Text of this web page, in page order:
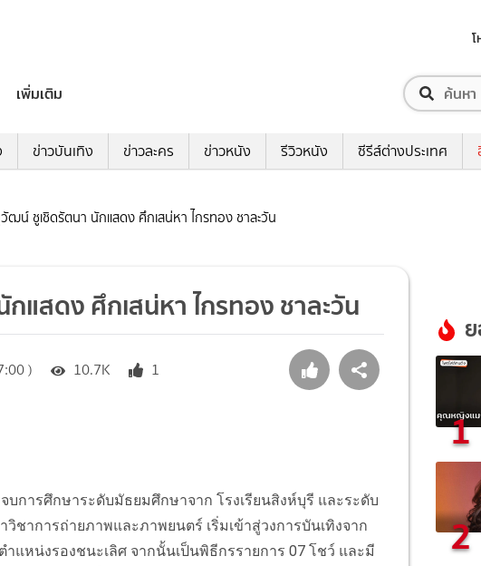
เพิ่มเติม
ข่าวบันเทิง ข่าวละคร ข่าวหนัง รีวิวหนัง ซีรีส์ต่างประเทศ
ฒน์ ชูเชิดรัตนา นักแสดง ศึกเสน่หา ไกรทอง ชาละวัน
สดง ศึกเสน่หา ไกรทอง ชาละวัน
) 10.7K 1
บการศึกษาระดับมัธยมศึกษาจาก โรงเรียนสิงห์บุรี และระดับ
าการถ่ายภาพและภาพยนตร์ เริ่มเข้าสู่วงการบันเทิงจาก
แหน่งรองชนะเลิศ จากนั้นเป็นพิธีกรรายการ 07 โชว์ และมี
1
2